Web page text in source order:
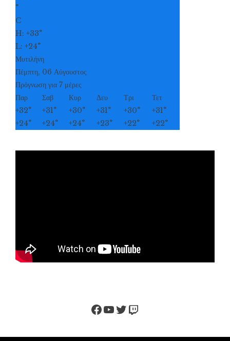
°
C
H: +33°
L: +24°
Μυτιλήνη
Πέμπτη, 06 Αύγουστος
Πρόγνωση για 7 μέρες
Παρ
Σαβ Κυρ Δευ Τρι
Τετ
+32° +31° +30° +31° +30° +31°
+24° +24° +24° +23° +22° +22°
Facebook
YouTube
Twitter
Twitch